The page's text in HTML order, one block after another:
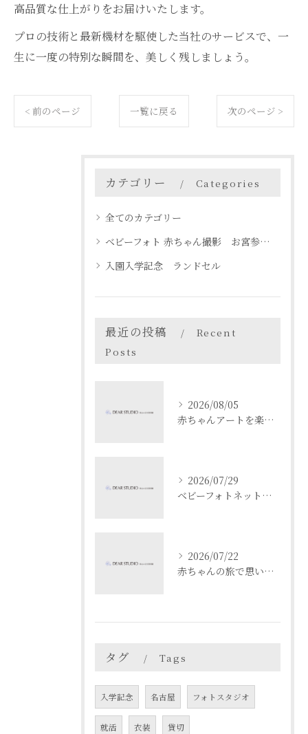
高品質な仕上がりをお届けいたします。
プロの技術と最新機材を駆使した当社のサービスで、一
生に一度の特別な瞬間を、美しく残しましょう。
< 前のページ 一覧に戻る 次のページ >
カテゴリー Categories
全てのカテゴリー
ベビーフォト 赤ちゃん撮影 お宮参り 名古屋 天白区
入園入学記念 ランドセル
最近の投稿
Recent
Posts
2026/08/05
赤ちゃんアートを楽しむ愛知県名古屋市瀬戸市でベビーフォト体験ガイド
2026/07/29
ベビーフォトネットで成長記録と安全を両立する撮影と共有のコツ
2026/07/22
赤ちゃんの旅で思い出作り愛知県名古屋市春日井市でベビーフォト映えスポットを満喫するコツ
タグ Tags
入学記念 名古屋 フォトスタジオ
就活 衣装 貸切